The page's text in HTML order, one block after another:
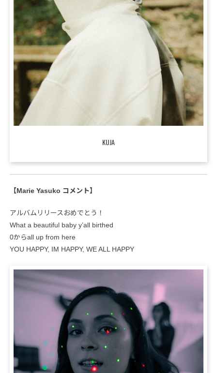
KUJA
【Marie Yasuko コメント】
アルバムリリースおめでとう！
What a beautiful baby y’all birthed
0からall up from here
YOU HAPPY, IM HAPPY, WE ALL HAPPY